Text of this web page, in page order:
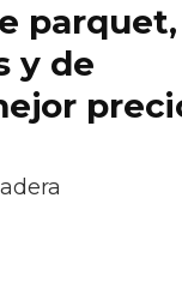
parquet,
y de